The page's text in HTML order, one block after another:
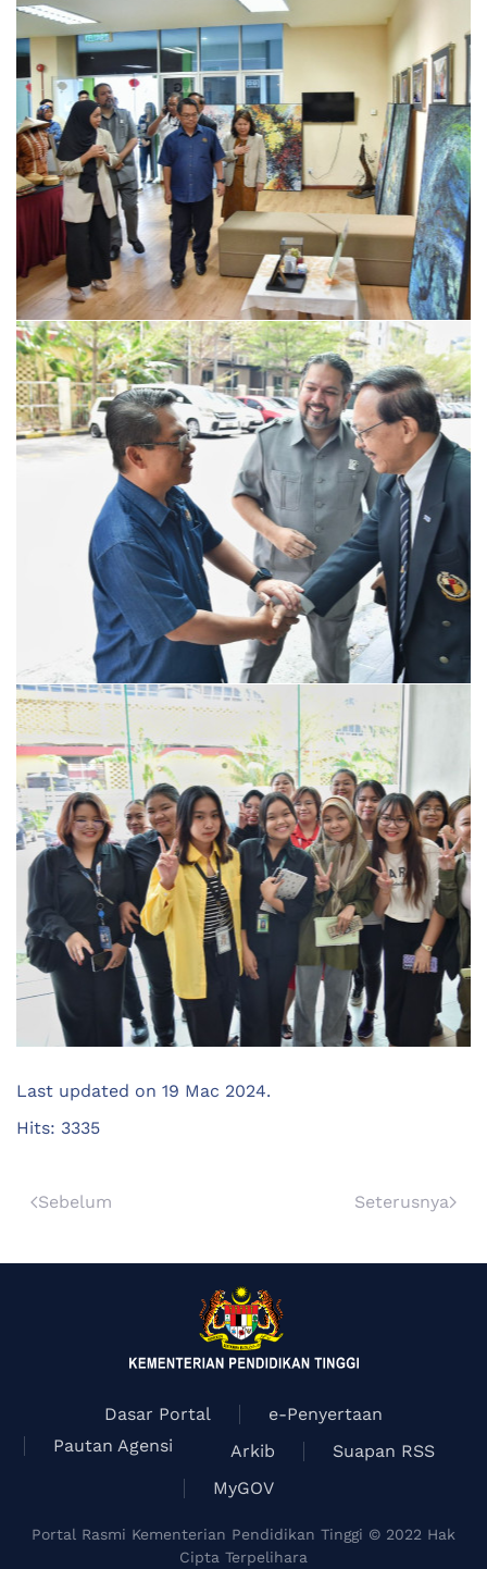
Last updated on 19 Mac 2024.
Hits: 3335
Sebelum Seterusnya
Dasar Portal
e-Penyertaan
Pautan Agensi
Arkib
Suapan RSS
MyGOV
Portal Rasmi Kementerian Pendidikan Tinggi © 2022 Hak
Cipta Terpelihara